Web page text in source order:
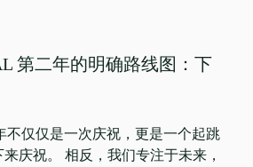
第二年的明确路线图：下
不仅仅是一次庆祝，更是一个起跳
庆祝。 相反，我们专注于未来，